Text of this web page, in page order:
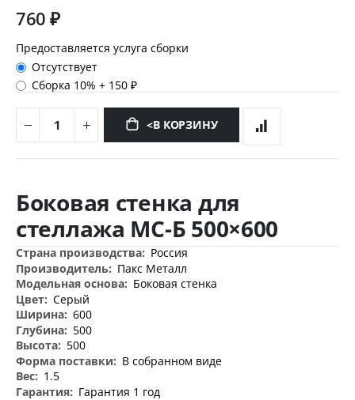
760 ₽
Предоставляется услуга сборки
Отсутствует
Сборка 10%+ 150 ₽
<В КОРЗИНУ
к
началу
изображений
Боковая стенка для
стеллажа МС-Б 500×600
Дополнительная
информация
Россия
Пакс Металл
Боковая стенка
Серый
600
500
500
В собранном виде
1.5
Гарантия 1 год